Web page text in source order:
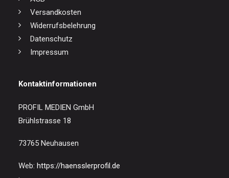
Versandkosten
Widerrufsbelehrung
Datenschutz
Impressum
Kontaktinformationen
PROFIL MEDIEN GmbH
Brühlstrasse 18
73765 Neuhausen
Web: https://haensslerprofil.de